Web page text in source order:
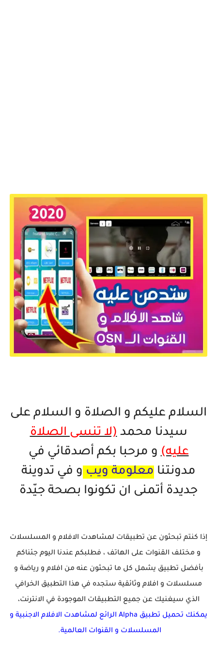
السلام عليكم و الصلاة و السلام على
سيدنا محمد(لا تنسى الصلاة
عليه)و مرحبا بكم أصدقائي في
مدونتنا معلومة ويب و في تدوينة
جديدة أتمنى ان تكونوا بصحة جيّدة
إذا كنتم تبحثون عن تطبيقات لمشاهدت الافلام و المسلسلات
و مختلف القنوات على الهاتف ، فطلبكم عندنا اليوم جئناكم
بأفضل تطبيق يشمل كل ما تبحثون عنه من افلام و رياضة و
مسلسلات و افلام وثائقية ستجده في هذا التطبيق الخرافي
الذي سيغنيك عن جميع التطبيقات الموجودة في الانترنت،
يمكنك تحميل تطبيق Alpha الرائع لمشاهدت الافلام الاجنبية و
المسلسلات و القنوات العالمية.